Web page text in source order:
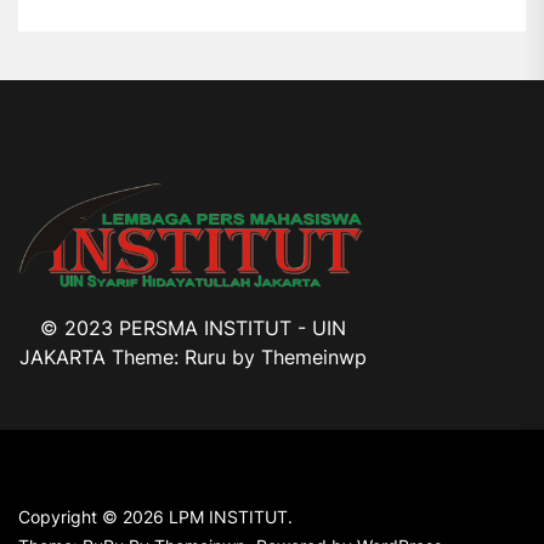
© 2023 PERSMA INSTITUT - UIN
JAKARTA Theme: Ruru by Themeinwp
Copyright © 2026 LPM INSTITUT.